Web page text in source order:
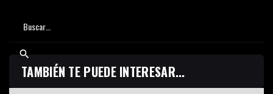
TAMBIÉN TE PUEDE INTERESAR...